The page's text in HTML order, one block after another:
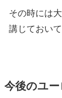
その時には
講じておい
今後のユ